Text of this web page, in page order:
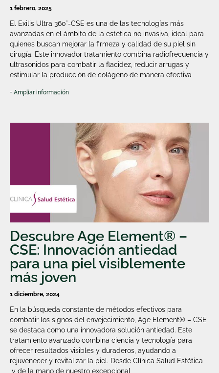
1 febrero, 2025
El Exilis Ultra 360°-CSE es una de las tecnologías más
avanzadas en el ámbito de la estética no invasiva, ideal para
quienes buscan mejorar la firmeza y calidad de su piel sin
cirugía. Este innovador tratamiento combina radiofrecuencia y
ultrasonidos para combatir la flacidez, reducir arrugas y
estimular la producción de colágeno de manera efectiva
+ Ampliar información
Descubre Age Element® –
CSE: Innovación antiedad
para una piel visiblemente
más joven
1 diciembre, 2024
En la búsqueda constante de métodos efectivos para
combatir los signos del envejecimiento, Age Element® – CSE
se destaca como una innovadora solución antiedad. Este
tratamiento avanzado combina ciencia y tecnología para
ofrecer resultados visibles y duraderos, ayudando a
rejuvenecer y revitalizar la piel. Desde Clínica Salud Estética
y de la mano de nuestro excepcional